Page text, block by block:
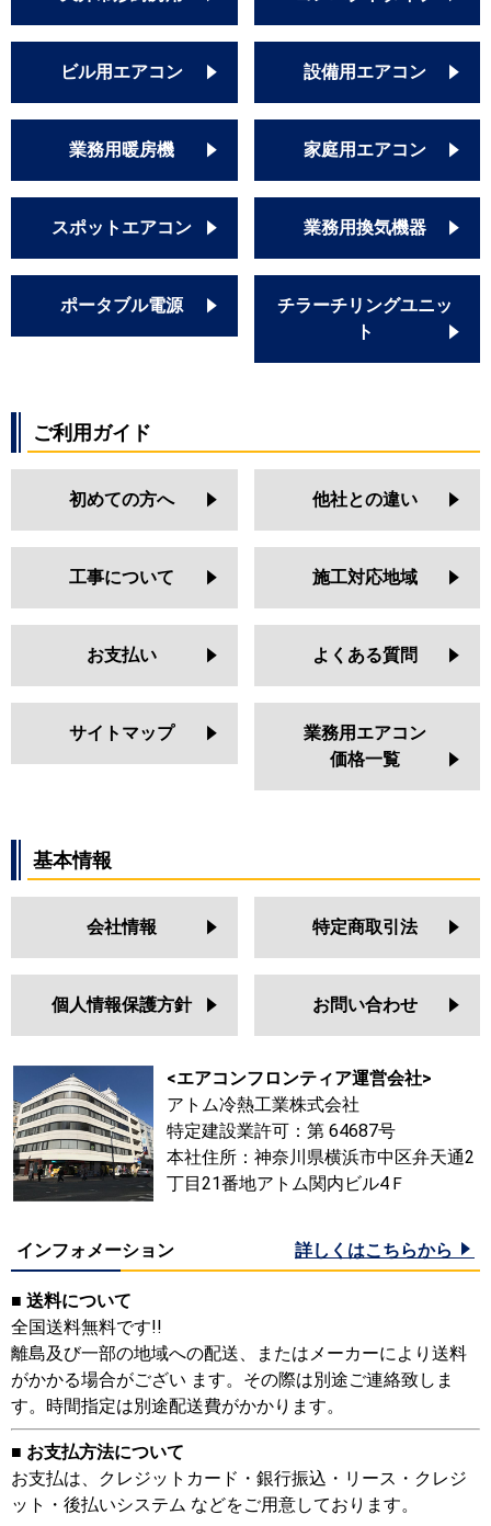
ビル用エアコン 設備用エアコン
業務用暖房機 家庭用エアコン
スポットエアコン 業務用換気機器
ポータブル電源
チラーチリングユニッ
ト
ご利用ガイド
初めての方へ 他社との違い
工事について 施工対応地域
お支払い よくある質問
サイトマップ
業務用エアコン
価格一覧
基本情報
会社情報 特定商取引法
個人情報保護方針 お問い合わせ
<エアコンフロンティア運営会社>
アトム冷熱工業株式会社
特定建設業許可：第 64687号
本社住所：神奈川県横浜市中区弁天通2
丁目21番地アトム関内ビル4Ｆ
インフォメーション 詳しくはこちらから
■ 送料について
全国送料無料です!!
離島及び一部の地域への配送、またはメーカーにより送料
がかかる場合がござい ます。その際は別途ご連絡致しま
す。時間指定は別途配送費がかかります。
■ お支払方法について
お支払は、クレジットカード・銀行振込・リース・クレジ
ット・後払いシステム などをご用意しております。